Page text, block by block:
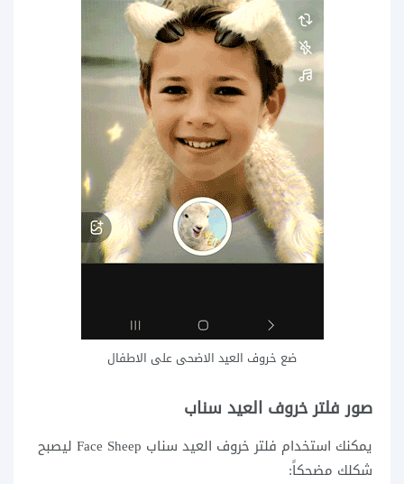
ضع خروف العيد الاضحى على الاطفال
صور فلتر خروف العيد سناب
يمكنك استخدام فلتر خروف العيد سناب Face Sheep ليصبح
شكلك مضحكاً: